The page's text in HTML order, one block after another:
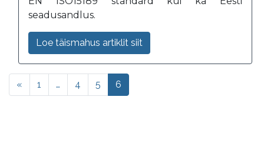
seadusandlus.
Loe täismahus artiklit siit
« 1 … 4 5 6